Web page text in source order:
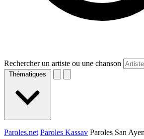
Rechercher un artiste ou une chanson
Thématiques
Paroles.net Paroles Kassav Paroles San Ayen